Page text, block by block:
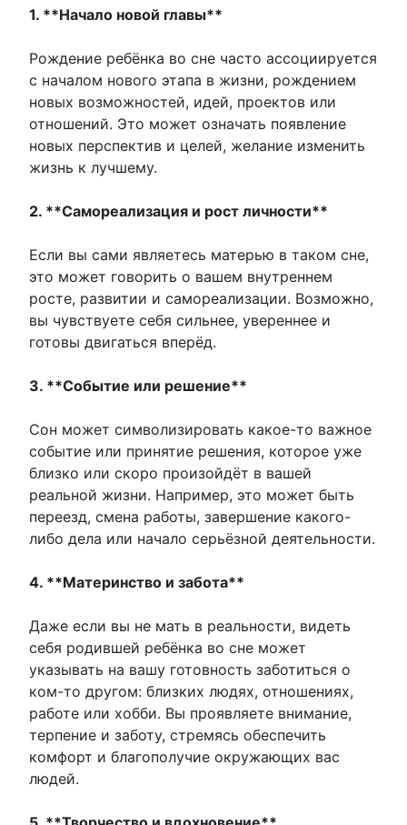
1. **Начало новой главы**
Рождение ребёнка во сне часто ассоциируется
с началом нового этапа в жизни, рождением
новых возможностей, идей, проектов или
отношений. Это может означать появление
новых перспектив и целей, желание изменить
жизнь к лучшему.
2. **Самореализация и рост личности**
Если вы сами являетесь матерью в таком сне,
это может говорить о вашем внутреннем
росте, развитии и самореализации. Возможно,
вы чувствуете себя сильнее, увереннее и
готовы двигаться вперёд.
3. **Событие или решение**
Сон может символизировать какое-то важное
событие или принятие решения, которое уже
близко или скоро произойдёт в вашей
реальной жизни. Например, это может быть
переезд, смена работы, завершение какого-
либо дела или начало серьёзной деятельности.
4. **Материнство и забота**
Даже если вы не мать в реальности, видеть
себя родившей ребёнка во сне может
указывать на вашу готовность заботиться о
ком-то другом: близких людях, отношениях,
работе или хобби. Вы проявляете внимание,
терпение и заботу, стремясь обеспечить
комфорт и благополучие окружающих вас
людей.